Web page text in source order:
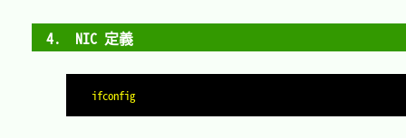
4.　NIC 定義
ifconfig